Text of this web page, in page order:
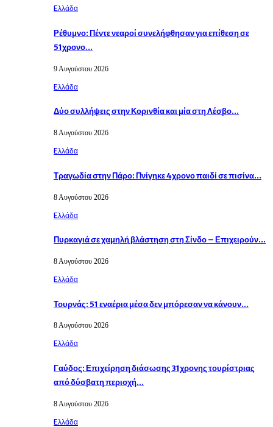
Eλλάδα
Ρέθυμνο: Πέντε νεαροί συνελήφθησαν για επίθεση σε
51χρονο…
9 Αυγούστου 2026
Eλλάδα
Δύο συλλήψεις στην Κορινθία και μία στη Λέσβο…
8 Αυγούστου 2026
Eλλάδα
Τραγωδία στην Πάρο: Πνίγηκε 4χρονο παιδί σε πισίνα…
8 Αυγούστου 2026
Eλλάδα
Πυρκαγιά σε χαμηλή βλάστηση στη Σίνδο – Επιχειρούν…
8 Αυγούστου 2026
Eλλάδα
Τουρνάς: 51 εναέρια μέσα δεν μπόρεσαν να κάνουν…
8 Αυγούστου 2026
Eλλάδα
Γαύδος: Επιχείρηση διάσωσης 31χρονης τουρίστριας
από δύσβατη περιοχή…
8 Αυγούστου 2026
Eλλάδα